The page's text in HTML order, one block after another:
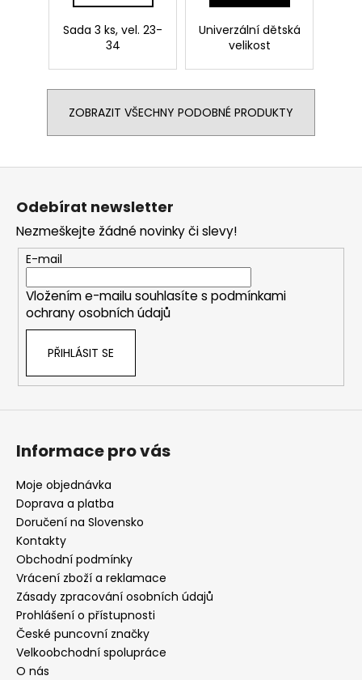
Sada 3 ks, vel. 23-
34
Univerzální dětská
velikost
ZOBRAZIT VŠECHNY PODOBNÉ PRODUKTY
Z
Odebírat newsletter
Nezmeškejte žádné novinky či slevy!
E-mail
Vložením e-mailu souhlasíte s podmínkami
ochrany osobních údajů
PŘIHLÁSIT SE
Informace pro vás
Moje objednávka
Doprava a platba
Doručení na Slovensko
Kontakty
Obchodní podmínky
Vrácení zboží a reklamace
Zásady zpracování osobních údajů
Prohlášení o přístupnosti
České puncovní značky
Velkoobchodní spolupráce
O nás